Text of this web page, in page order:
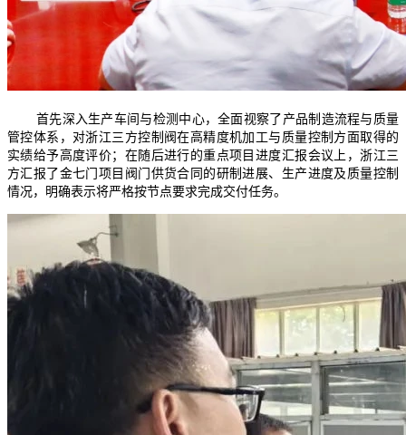
首先深入生产车间与检测中心，全面视察了产品制造流程与质量
管控体系，对浙江三方控制阀在高精度机加工与质量控制方面取得的
实绩给予高度评价；在随后进行的重点项目进度汇报会议上，浙江三
方汇报了金七门项目阀门供货合同的研制进展、生产进度及质量控制
情况，明确表示将严格按节点要求完成交付任务。